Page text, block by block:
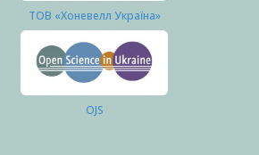
ТОВ «Хоневелл Україна»
OJS